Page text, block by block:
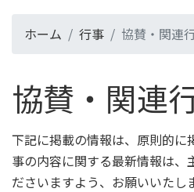
ホーム 行事 協賛・関連
協賛・関連
下記に掲載の情報は、原則的に
事の内容に関する最新情報は、
ださいますよう、お願いいたし